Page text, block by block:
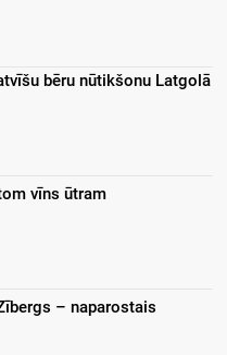
bēru nūtikšonu Latgolā
vīns ūtram
– naparostais